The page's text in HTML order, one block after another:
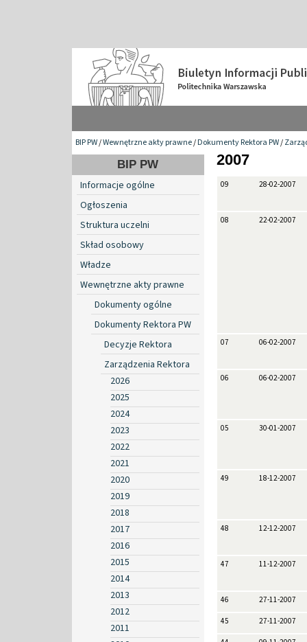
BIP PW/Wewnętrzne akty prawne/Dokumenty Rektora PW/
BIP PW
Informacje ogólne
Ogłoszenia
Struktura uczelni
Skład osobowy
Władze
Wewnętrzne akty prawne
Dokumenty ogólne
Dokumenty Rektora PW
Decyzje Rektora
Zarządzenia Rektora
2026
2025
2024
2023
2022
2021
2020
2019
2018
2017
2016
2015
2014
2013
2012
2011
2007
09 28-02-2007
08 22-02-2007
07 06-02-2007
06 06-02-2007
05 30-01-2007
49 18-12-2007
48 12-12-2007
47 11-12-2007
46 27-11-2007
45 27-11-2007